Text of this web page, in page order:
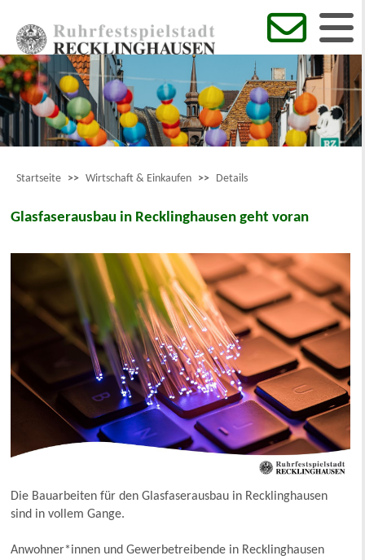
Startseite >> Wirtschaft & Einkaufen >> Details
Glasfaserausbau in Recklinghausen geht voran
Die Bauarbeiten für den Glasfaserausbau in Recklinghausen
sind in vollem Gange.
Anwohner*innen und Gewerbetreibende in Recklinghausen